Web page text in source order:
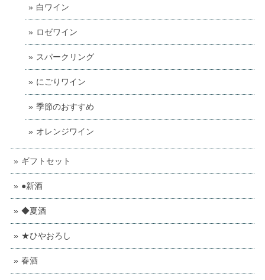
白ワイン
ロゼワイン
スパークリング
にごりワイン
季節のおすすめ
オレンジワイン
ギフトセット
●新酒
◆夏酒
★ひやおろし
春酒